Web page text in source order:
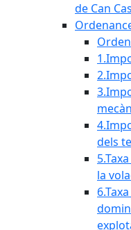
de Can
dels
la